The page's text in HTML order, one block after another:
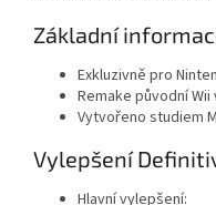
Základní
Exkluzivně pro
Remake původní Wii
Vytvořeno studiem
Vylepšení
Hlavní vylepšení: